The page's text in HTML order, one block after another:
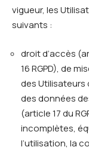
vigueur, les
suivants :
droit d’accès
16 RGPD), de
des Utilisateurs
des données
(article 17 du
incomplètes,
l’utilisation, la